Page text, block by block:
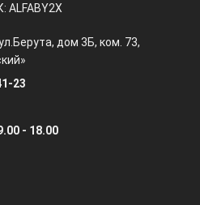
ALFABY2X
дом 3Б, ком. 73,
23
- 18.00